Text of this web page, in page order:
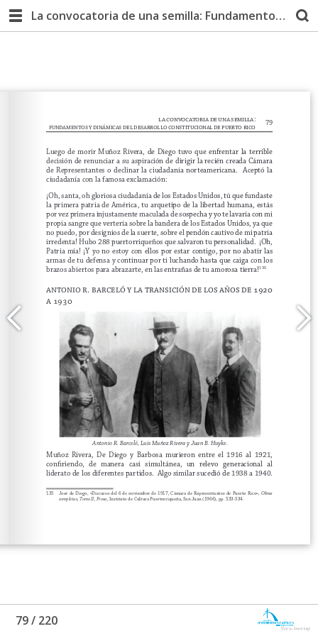
La convocatoria de una semilla: Fundamentos y dinámicas del desarrollo constitucional de Puerto Rico | Cuarta Edición
79/ 220